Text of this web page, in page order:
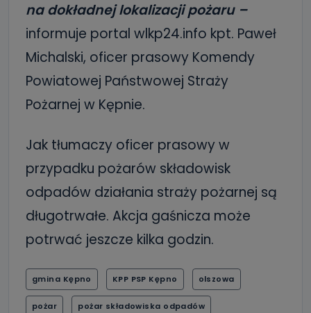
na dokładnej lokalizacji pożaru –
informuje portal wlkp24.info kpt. Paweł
Michalski, oficer prasowy Komendy
Powiatowej Państwowej Straży
Pożarnej w Kępnie.
Jak tłumaczy oficer prasowy w
przypadku pożarów składowisk
odpadów działania straży pożarnej są
długotrwałe. Akcja gaśnicza może
potrwać jeszcze kilka godzin.
gmina Kępno KPP PSP Kępno olszowa
pożar pożar składowiska odpadów